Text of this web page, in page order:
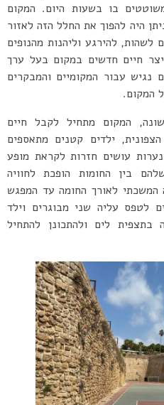
בו בשעות היום. המקום
היה להפוך את החלל הזה לאזור
לשהות, להירגע וליהנות מהנופים
חיים חדשים במקום בעל ערך
נגיש עבור המקומיים והמבקרים
המקום.
המקום מתחיל לקבל חיים
ילדים קטנים מתאספים
עושים חזרות לקראת מופע
בין החומות הופכת לחוויה
המשכתי לאורך החומה עד המפגש
לטפס עליה שני מבוגרים וילד
לים ולהתכונן להתחיל